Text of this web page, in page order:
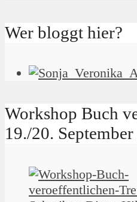
Wer bloggt hier?
Workshop Buch
19./20.